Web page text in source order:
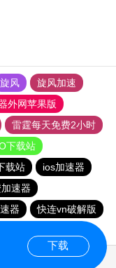
旋风
旋风加速
外网苹果版
雷霆每天免费2小时
下载站
载站
ios加速器
速器
器
快连vn破解版
下载